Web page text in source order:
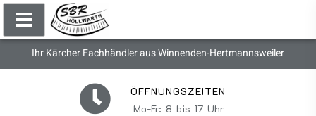
Ihr Kärcher Fachhändler aus Winnenden-Hertmannsweiler
ÖFFNUNGSZEITEN
Mo-Fr: 8 bis 17 Uhr